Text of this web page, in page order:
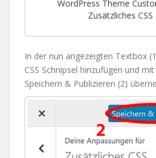
WordPress Theme
Zusätzliches CSS
In der nun angezeigten Textbox
CSS Schnipsel hinzufügen und
Speichern & Publizieren (2)